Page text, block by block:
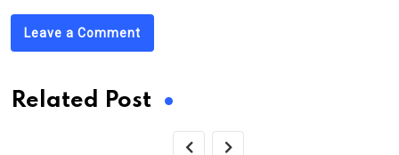
Leave a Comment
Related Post